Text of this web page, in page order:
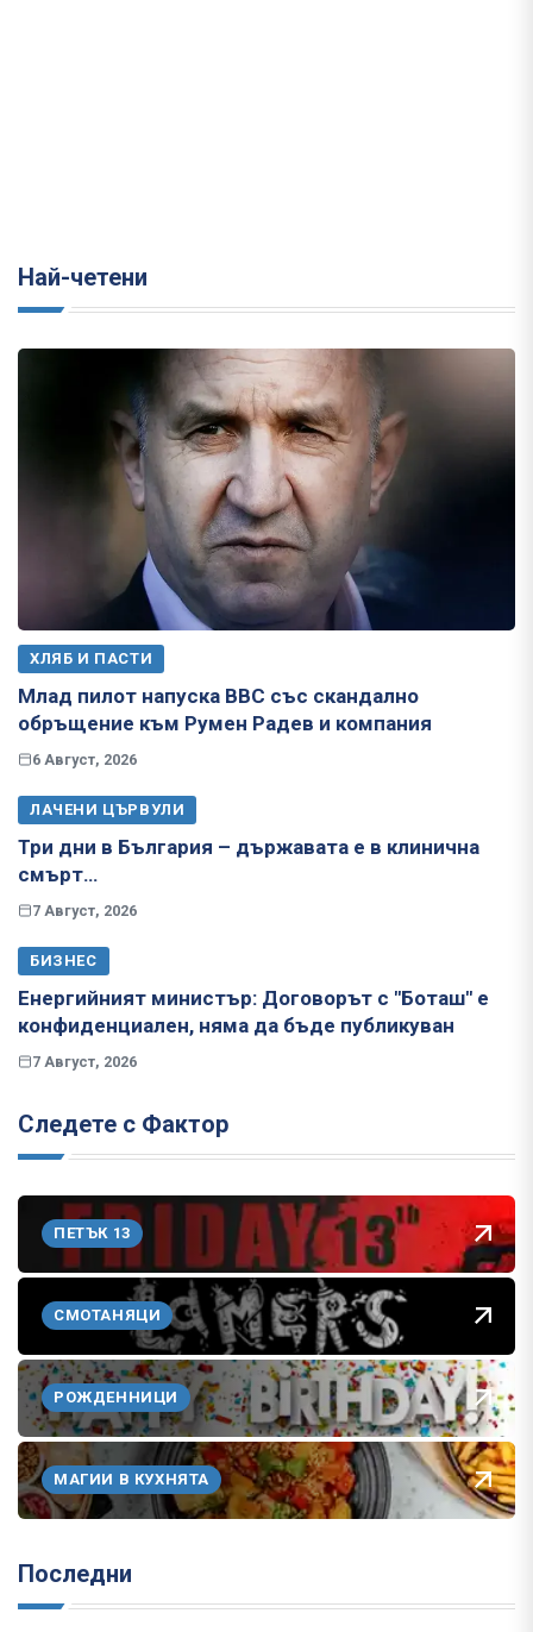
Най-четени
ХЛЯБ И ПАСТИ
Млад пилот напуска ВВС със скандално
обръщение към Румен Радев и компания
6 Август, 2026
ЛАЧЕНИ ЦЪРВУЛИ
Три дни в България – държавата е в клинична
смърт…
7 Август, 2026
БИЗНЕС
Енергийният министър: Договорът с "Боташ" е
конфиденциален, няма да бъде публикуван
7 Август, 2026
Следете с Фактор
ПЕТЪК 13
СМОТАНЯЦИ
РОЖДЕННИЦИ
МАГИИ В КУХНЯТА
Последни